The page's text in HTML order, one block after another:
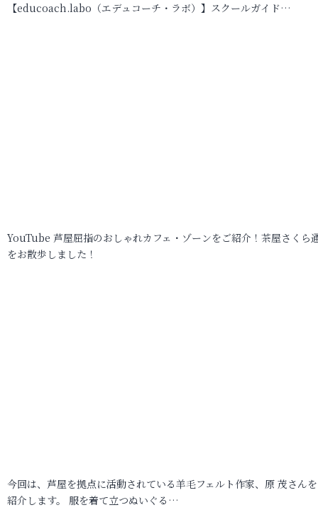
【educoach.labo（エデュコーチ・ラボ）】スクールガイド…
YouTube 芦屋屈指のおしゃれカフェ・ゾーンをご紹介！茶屋さくら
をお散歩しました！
今回は、芦屋を拠点に活動されている羊毛フェルト作家、原 茂さん
紹介します。 服を着て立つぬいぐる…